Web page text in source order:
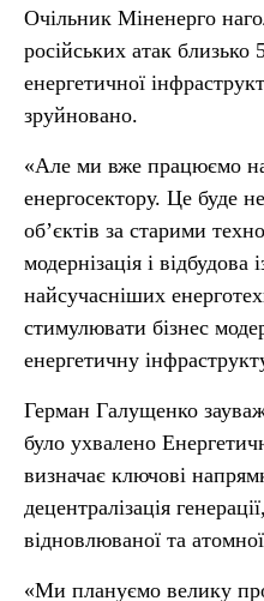
Очільник Міненерго
російських атак близько
енергетичної
зруйновано.
«Але ми вже працюємо
енергосектору. Це буде
об’єктів за старими
модернізація і
найсучасніших
стимулювати бізнес
енергетичну
Герман Галущенко
було ухвалено
визначає ключові
децентралізація
відновлюваної та
«Ми плануємо велику